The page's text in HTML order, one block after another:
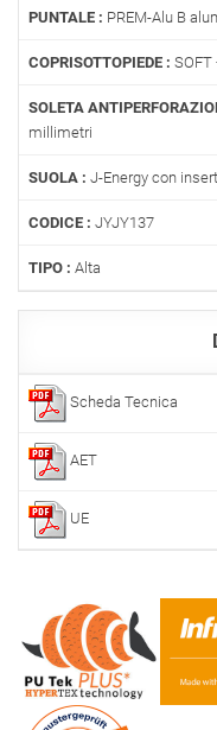
PUNTALE : PREM-Alu B
COPRISOTTOPIEDE : SOFT
SOLETA
millimetri
SUOLA : J-Energy con
CODICE : JYJY137
TIPO : Alta
Scheda Tecnica
AET
UE